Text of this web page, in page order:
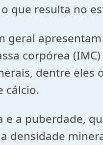
que resulta no
geral
corpórea
dentre eles
cálcio.
a puberdade,
densidade